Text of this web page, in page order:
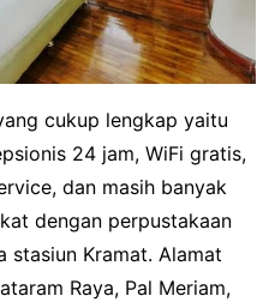
cukup lengkap yaitu
24 jam, WiFi gratis,
dan masih banyak
dengan perpustakaan
stasiun Kramat. Alamat
Raya, Pal Meriam,